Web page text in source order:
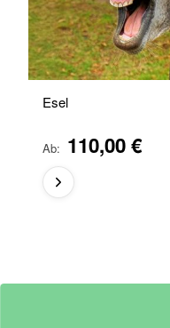
Esel
Ab 110,00 €